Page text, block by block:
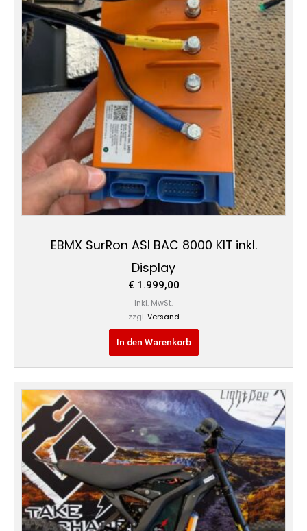
EBMX SurRon ASI BAC 8000 KIT inkl.
Display
€1.999,00
Inkl. MwSt.
zzgl. Versand
In den Warenkorb